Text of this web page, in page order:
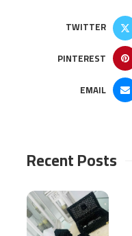
TWITTER
PINTEREST
EMAIL
Recent Posts